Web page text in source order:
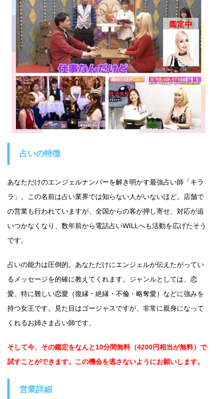
占いの特徴
あなただけのエンジェルナンバーを解き明かす最強占い師「キラ
ラ」。この名前は占い業界では知らない人がいないほど。店舗で
の営業も行われていますが、全国からの客が押し寄せ、対応が追
いつかなくなり、数年前から電話占いWILLへも活動を広げたそう
です。
占いの能力は圧倒的。あなただけにエンジェルが伝えたがってい
るメッセージを的確に教えてくれます。ジャンルとしては、恋
愛、特に難しい恋愛（復縁・絶縁・不倫・略奪愛）などに強みを
持つ女王です。見た目はゴージャスですが、非常に親身になって
くれるお姉さま占い師です。
そして今、その鑑定をなんと10分間無料（4200円相当が無料）で
試すことができます。この機会を逃さないようにお願いします。
営業詳細